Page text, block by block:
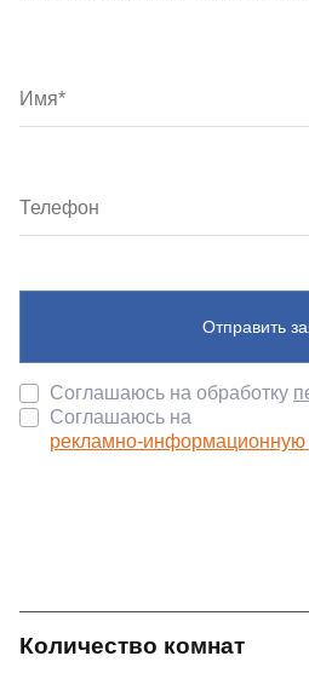
Отправить
Соглашаюсь на обработку
Соглашаюсь на
рекламно-информационную
Количество комнат